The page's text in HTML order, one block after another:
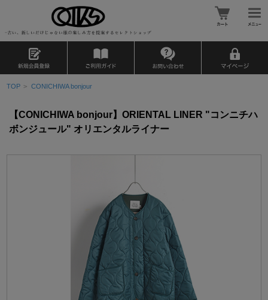
TOP > CONICHIWA bonjour
【CONICHIWA bonjour】ORIENTAL LINER "コンニチハ
ボンジュール" オリエンタルライナー